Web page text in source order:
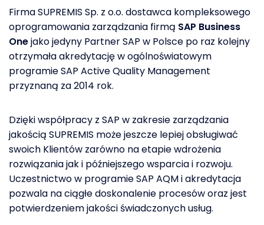
Firma SUPREMIS Sp. z o.o. dostawca kompleksowego
oprogramowania zarządzania firmą SAP Business
Onejako jedyny Partner SAP w Polsce po raz kolejny
otrzymała akredytację w ogólnoświatowym
programie SAP Active Quality Management
przyznaną za 2014 rok.
Dzięki współpracy z SAP w zakresie zarządzania
jakością SUPREMIS może jeszcze lepiej obsługiwać
swoich Klientów zarówno na etapie wdrożenia
rozwiązania jak i późniejszego wsparcia i rozwoju.
Uczestnictwo w programie SAP AQM i akredytacja
pozwala na ciągłe doskonalenie procesów oraz jest
potwierdzeniem jakości świadczonych usług.